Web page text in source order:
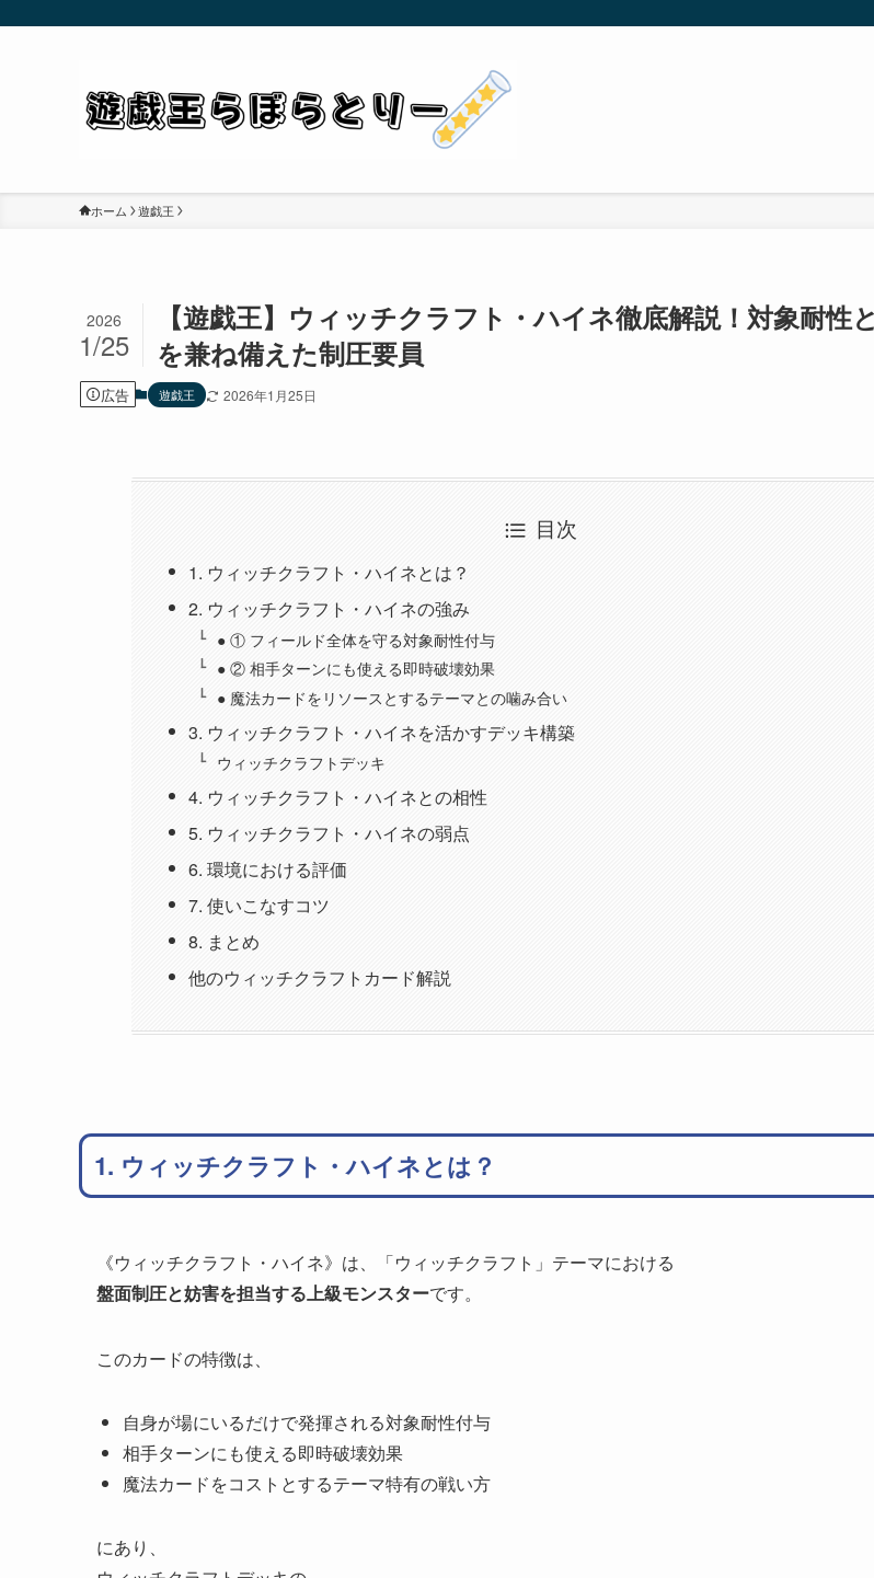
ホーム 遊戯王
【遊戯王】ウィッチクラフト・ハイネ徹底解説！対象耐性
を兼ね備えた制圧要員
2026
1/25
広告 遊戯王 2026年1月25日
目次
1. ウィッチクラフト・ハイネとは？
2. ウィッチクラフト・ハイネの強み
● ① フィールド全体を守る対象耐性付与
● ② 相手ターンにも使える即時破壊効果
● 魔法カードをリソースとするテーマとの噛み合い
3. ウィッチクラフト・ハイネを活かすデッキ構築
ウィッチクラフトデッキ
4. ウィッチクラフト・ハイネとの相性
5. ウィッチクラフト・ハイネの弱点
6. 環境における評価
7. 使いこなすコツ
8. まとめ
他のウィッチクラフトカード解説
1. ウィッチクラフト・ハイネとは？
《ウィッチクラフト・ハイネ》は、「ウィッチクラフト」テーマにおける
盤面制圧と妨害を担当する上級モンスターです。
このカードの特徴は、
自身が場にいるだけで発揮される対象耐性付与
相手ターンにも使える即時破壊効果
魔法カードをコストとするテーマ特有の戦い方
にあり、